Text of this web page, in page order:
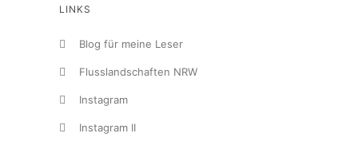
LINKS
Blog für meine Leser
Flusslandschaften NRW
Instagram
Instagram II